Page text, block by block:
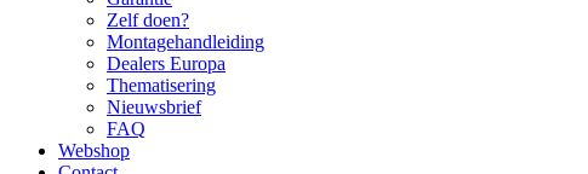
Zelf doen?
Montagehandleiding
Dealers Europa
Thematisering
Nieuwsbrief
FAQ
Webshop